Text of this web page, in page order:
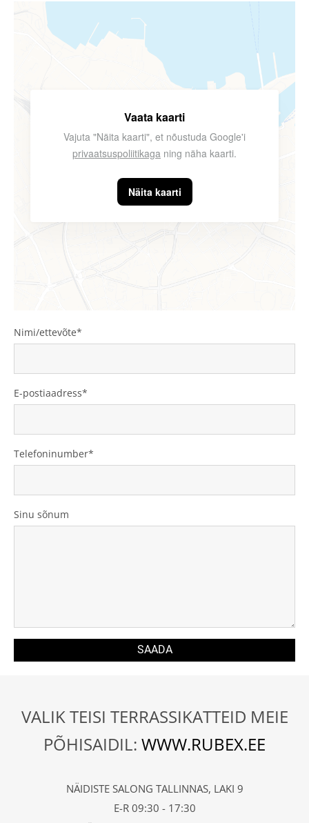
Vaata kaarti
Vajuta "Näita kaarti", et nõustuda Google'i
privaatsuspoliitikaga ning näha kaarti.
Näita kaarti
Nimi/ettevõte
E-postiaadress
Telefoninumber
Sinu sõnum
VALIK TEISI TERRASSIKATTEID MEIE
PÕHISAIDIL: WWW.RUBEX.EE
NÄIDISTE SALONG TALLINNAS, LAKI 9
E-R 09:30 - 17:30